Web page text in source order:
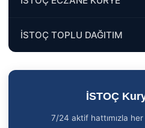
İSTOÇ TOPLU DAĞITIM
İSTOÇ
7/24 aktif hattımızla